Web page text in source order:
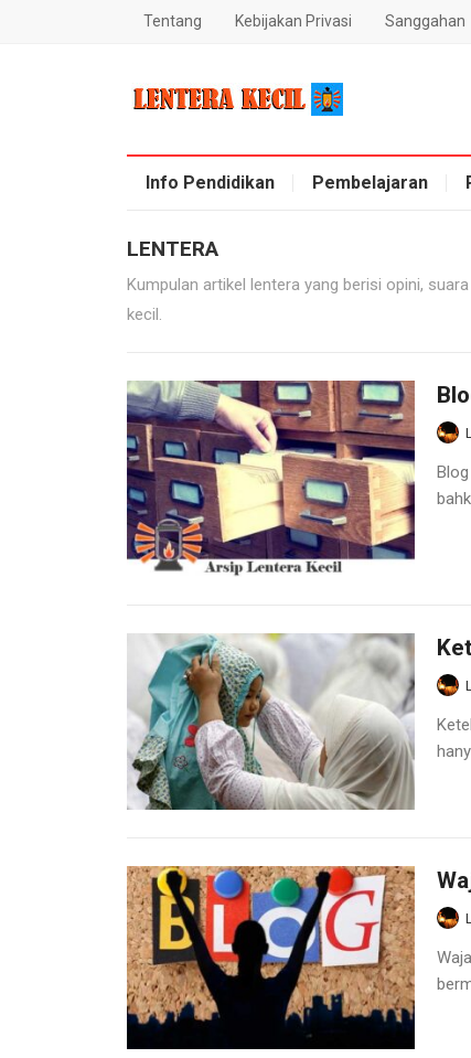
Tentang Kebijakan Privasi Sanggahan
Blog Lentera Kecil
Info Pendidikan
Pembelajaran
LENTERA
Kumpulan artikel lentera yang berisi opini,
kecil.